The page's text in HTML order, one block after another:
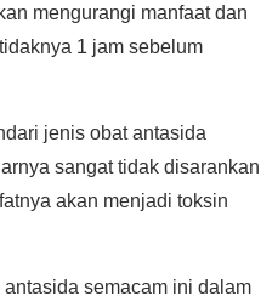
mengurangi manfaat dan
1 jam sebelum
jenis obat antasida
sangat tidak disarankan
akan menjadi toksin
semacam ini dalam